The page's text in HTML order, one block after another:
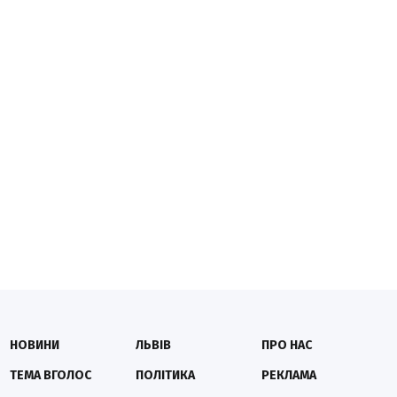
НОВИНИ
ТЕМА ВГОЛОС
ЛЬВІВ
ПОЛІТИКА
ПРО НАС
РЕКЛАМА